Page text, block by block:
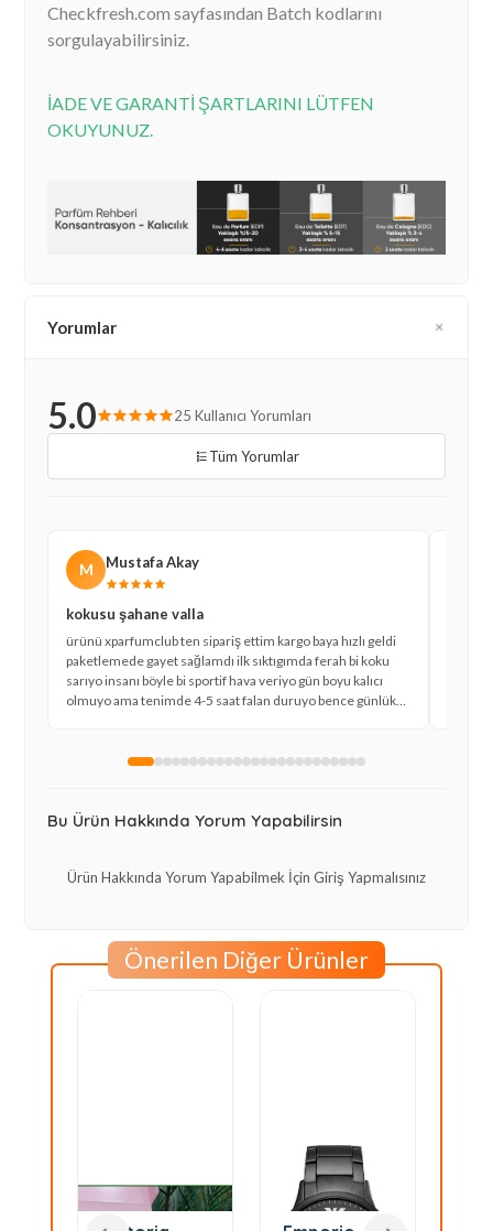
Checkfresh.com sayfasından Batch kodlarını
sorgulayabilirsiniz.
İADE VE GARANTİ ŞARTLARINI LÜTFEN
OKUYUNUZ.
Yorumlar
5.0 25 Kullanıcı Yorumları
Tüm Yorumlar
M Mustafa Akay
kokusu şahane valla
ürünü xparfumclub ten sipariş ettim kargo baya hızlı geldi
paketlemede gayet sağlamdı ilk sıktıgımda ferah bi koku
sarıyo insanı böyle bi sportif hava veriyo gün boyu kalıcı
olmuyo ama tenimde 4-5 saat falan duruyo bence günlük
Bu Ürün Hakkında Yorum Yapabilirsin
Ürün Hakkında Yorum Yapabilmek İçin Giriş Yapmalısınız
Önerilen Diğer Ürünler